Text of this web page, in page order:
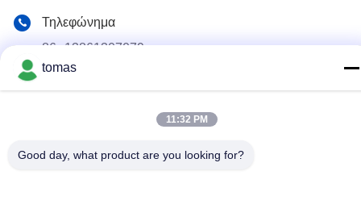
Τηλεφώνημα
86--13861307079
D-526, Haye Science Park, 93# Weihe Road, Suzhou
tomas
11:32 PM
Good day, what product are you looking for?